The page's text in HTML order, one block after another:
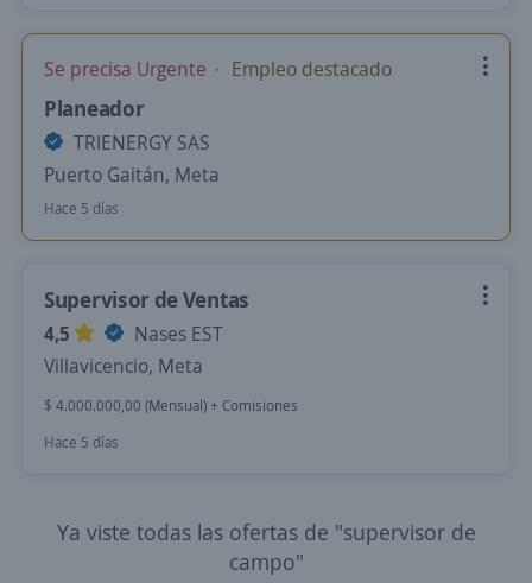
Se precisa Urgente Empleo destacado
Planeador
TRIENERGY SAS
Puerto Gaitán, Meta
Hace 5 días
Supervisor de Ventas
4,5
Nases EST
Villavicencio, Meta
$ 4.000.000,00 (Mensual) + Comisiones
Hace 5 días
Ya viste todas las ofertas de "supervisor de
campo"